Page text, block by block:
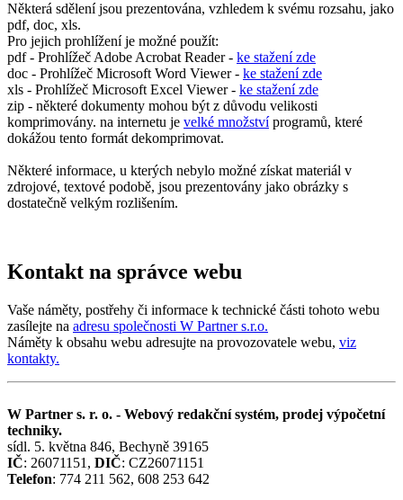
Některá sdělení jsou prezentována, vzhledem k svému rozsahu, jako
pdf, doc, xls.
Pro jejich prohlížení je možné použít:
pdf - Prohlížeč Adobe Acrobat Reader - ke stažení zde
doc - Prohlížeč Microsoft Word Viewer - ke stažení zde
xls - Prohlížeč Microsoft Excel Viewer - ke stažení zde
zip - některé dokumenty mohou být z důvodu velikosti
komprimovány. na internetu je velké množstvíprogramů, které
dokážou tento formát dekomprimovat.
Některé informace, u kterých nebylo možné získat materiál v
zdrojové, textové podobě, jsou prezentovány jako obrázky s
dostatečně velkým rozlišením.
Kontakt na správce webu
Vaše náměty, postřehy či informace k technické části tohoto webu
zasílejte na adresu společnosti W Partner s.r.o.
Náměty k obsahu webu adresujte na provozovatele webu, viz
kontakty.
W Partner s. r. o. - Webový redakční systém, prodej výpočetní
techniky.
sídl. 5. května 846, Bechyně 39165
IČ: 26071151, DIČ: CZ26071151
Telefon: 774 211 562, 608 253 642